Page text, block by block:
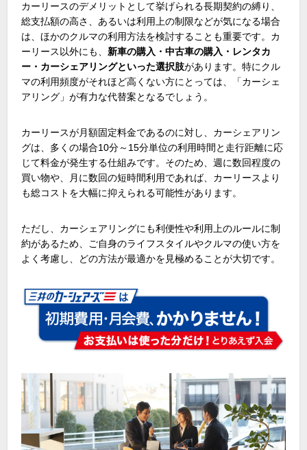
カーリースのデメリットとして挙げられる長期契約の縛り、
総支払額の高さ、あるいは利用上の制限などが気になる場合
は、ほかのクルマの利用方法を検討することも重要です。カ
ーリース以外にも、 新車の購入・中古車の購入・レンタカ
ー・カーシェアリングといった選択肢があります。特にクル
マの利用頻度がそれほど高くない方にとっては、「カーシェ
アリング」が有力な代替案となるでしょう。
カーリースが月額固定料金であるのに対し、カーシェアリン
グは、多くの場合10分～ 15分単位の利用時間と走行距離に応
じて料金が発生する仕組みです。そのため、週に数回程度の
買い物や、月に数回の短時間利用であれば、カーリースより
も総コストを大幅に抑えられる可能性があります。
ただし、カーシェアリングにも利便性や利用上のルールに制
約があるため、ご自身のライフスタイルやクルマの使い方を
よく考慮し、どの方法が最適かを見極めることが大切です。